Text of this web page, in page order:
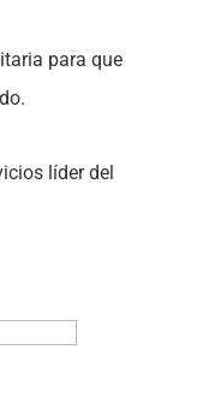
para que
líder del